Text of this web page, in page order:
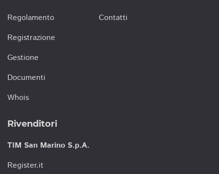
Regolamento
Registrazione
Gestione
Documenti
Whois
Contatti
Rivenditori
TIM San Marino S.p.A.
Register.it